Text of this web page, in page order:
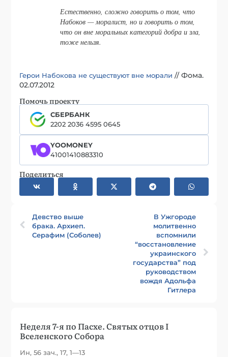
Естественно, сложно говорить о том, что
Набоков — моралист, но и говорить о том,
что он вне моральных категорий добра и зла,
тоже нельзя.
Герои Набокова не существуют вне морали // Фома.
02.07.2012
Помочь проекту
СБЕРБАНК
2202 2036 4595 0645
YOOMONEY
41001410883310
Поделиться
Девство выше
брака. Архиеп.
Серафим (Соболев)
В Ужгороде
молитвенно
вспомнили
“восстановление
украинского
государства” под
руководством
вождя Адольфа
Гитлера
Неделя 7-я по Пасхе. Святых отцов I
Вселенского Собора
Ин, 56 зач., 17, 1—13